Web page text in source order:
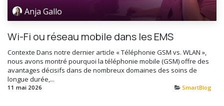
Anja Gallo
Wi-Fi ou réseau mobile dans les EMS
Contexte Dans notre dernier article « Téléphonie GSM vs. WLAN »,
nous avons montré pourquoi la téléphonie mobile (GSM) offre des
avantages décisifs dans de nombreux domaines des soins de
longue durée,...
11 mai 2026 SmartBlog